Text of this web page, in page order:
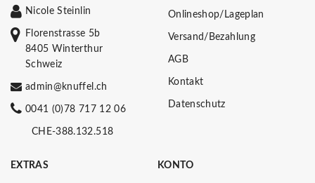
Nicole Steinlin
Florenstrasse 5b
8405 Winterthur
Schweiz
admin@knuffel.ch
0041 (0)78 717 12 06
CHE-388.132.518
Onlineshop/Lageplan
Versand/Bezahlung
AGB
Kontakt
Datenschutz
EXTRAS KONTO